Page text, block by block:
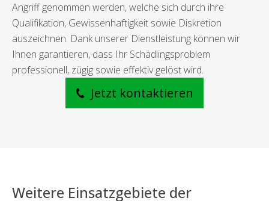
Angriff genommen werden, welche sich durch ihre
Qualifikation, Gewissenhaftigkeit sowie Diskretion
auszeichnen. Dank unserer Dienstleistung können wir
Ihnen garantieren, dass Ihr Schädlingsproblem
professionell, zügig sowie effektiv gelöst wird.
Jetzt kontaktieren
Weitere Einsatzgebiete der